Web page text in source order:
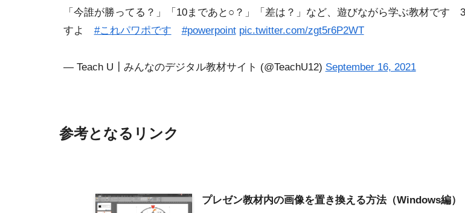
「今誰が勝ってる？」「10まであと○？」「差は？」など、遊びながら学ぶ教材で
すよ #これパワポです #powerpoint pic.twitter.com/zgt5r6P2WT
— Teach U┃みんなのデジタル教材サイト (@TeachU12) September 16, 2021
参考となるリンク
プレゼン教材内の画像を置き換える方法（Windows編）